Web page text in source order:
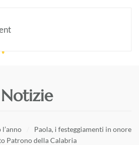
Notizie
Paola, i festeggiamenti in onore
Patrono della Calabria